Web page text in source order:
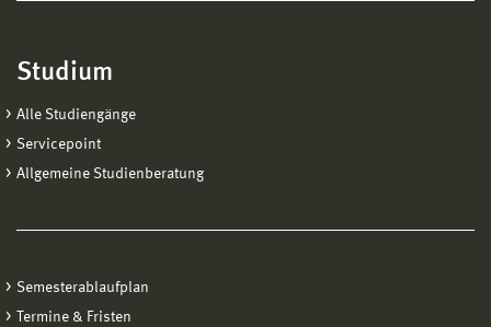
Studium
Alle Studiengänge
Servicepoint
Allgemeine Studienberatung
Semesterablaufplan
Termine & Fristen